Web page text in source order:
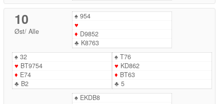
10
Øst/ Alle
♠954
♥
♦ D9852
♣ K8763
♠32
♥ BT9754
♦ E74
♣ B2
♠T76
♥ KD862
♦ BT63
♣ 5
♠EKDB8